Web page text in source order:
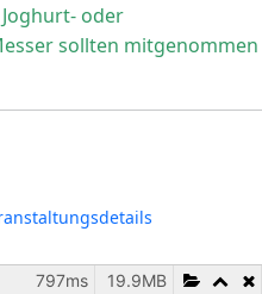
oder
sollten mitgenommen
19.9MB
797ms